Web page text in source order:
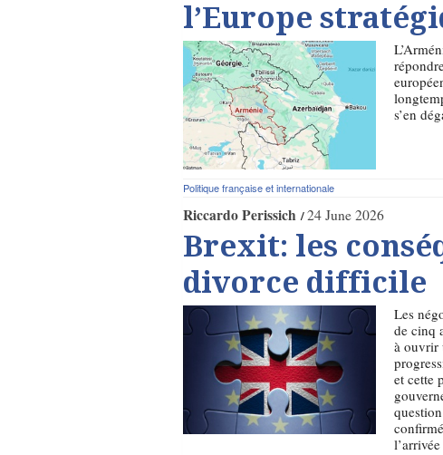
l’Europe
s’en
Politique française et internationale
Riccardo Perissich 24 June 2026
Brexit: les
divorce difficile
Les
de cinq
à ouvrir
et cette